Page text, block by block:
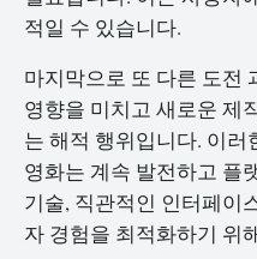
적일 수 있습니다.
마지막으로 또 다른 도전
영향을 미치고 새로운 제
는 해적 행위입니다. 이
영화는 계속 발전하고 플
기술, 직관적인 인터페이
자 경험을 최적화하기 위